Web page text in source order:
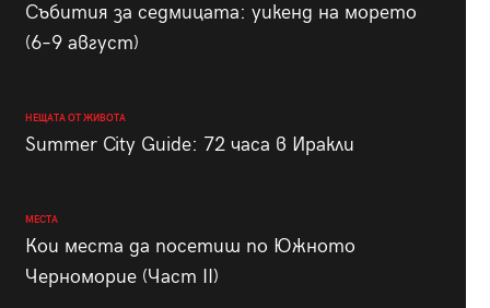
Събития за седмицата: уикенд на морето
(6–9 август)
НЕЩАТА ОТ ЖИВОТА
Summer City Guide: 72 часа в Иракли
МЕСТА
Кои места да посетиш по Южното
Черноморие (Част II)